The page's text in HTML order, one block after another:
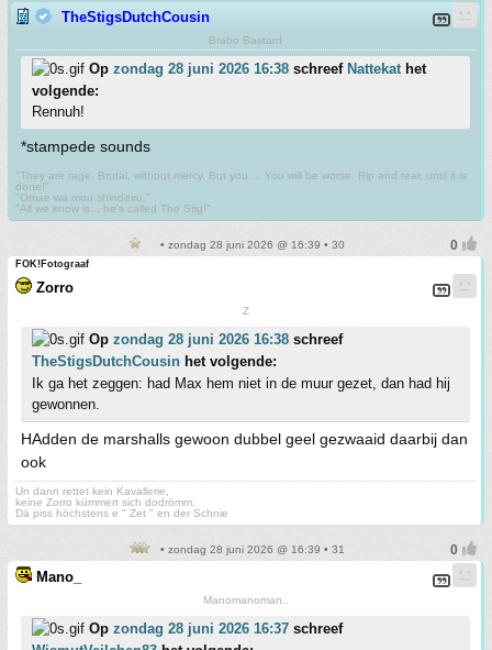
TheStigsDutchCousin
Brabo Bastard
Op zondag 28 juni 2026 16:38 schreef Nattekathet
volgende:
Rennuh!
*stampede sounds
"They are rage. Brutal, without mercy. But you.... You will be worse. Rip and tear, until it is
done!"
"Omae wa mou shindeiru."
"All we know is... he's called The Stig!"
• zondag 28 juni 2026 @ 16:39 • 30
FOK!Fotograaf
Zorro
Z
Op zondag 28 juni 2026 16:38 schreef
TheStigsDutchCousin het volgende:
Ik ga het zeggen: had Max hem niet in de muur gezet, dan had hij
gewonnen.
HAdden de marshalls gewoon dubbel geel gezwaaid daarbij dan
ook
Un dann rettet kein Kavallerie,
keine Zorro kümmert sich dodrömm.
Dä piss höchstens e " Zet " en der Schnie
• zondag 28 juni 2026 @ 16:39 • 31
Mano_
Manomanoman..
Op zondag 28 juni 2026 16:37 schreef